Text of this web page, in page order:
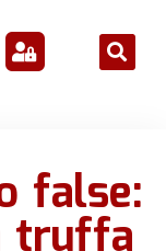
false: